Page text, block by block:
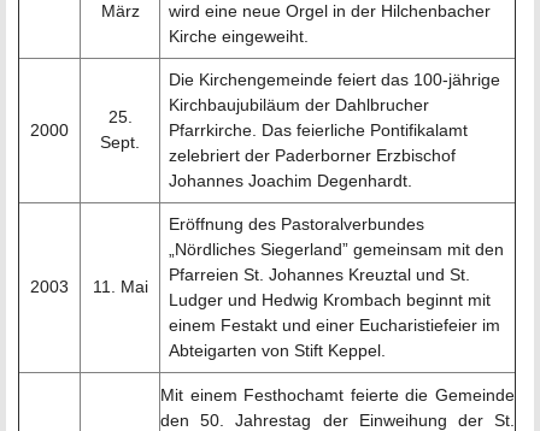
März
wird eine neue Orgel in der Hilchenbacher
Kirche eingeweiht.
2000
25.
Sept.
Die Kirchengemeinde feiert das 100-jährige
Kirchbaujubiläum der Dahlbrucher
Pfarrkirche. Das feierliche Pontifikalamt
zelebriert der Paderborner Erzbischof
Johannes Joachim Degenhardt.
2003 11. Mai
Eröffnung des Pastoralverbundes
„Nördliches Siegerland” gemeinsam mit den
Pfarreien St. Johannes Kreuztal und St.
Ludger und Hedwig Krombach beginnt mit
einem Festakt und einer Eucharistiefeier im
Abteigarten von Stift Keppel.
Mit einem Festhochamt feierte die Gemeinde
den 50. Jahrestag der Einweihung der St.